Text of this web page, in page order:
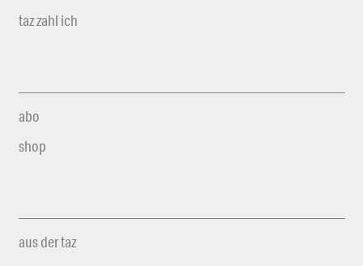
taz zahl ich
abo
shop
aus der taz